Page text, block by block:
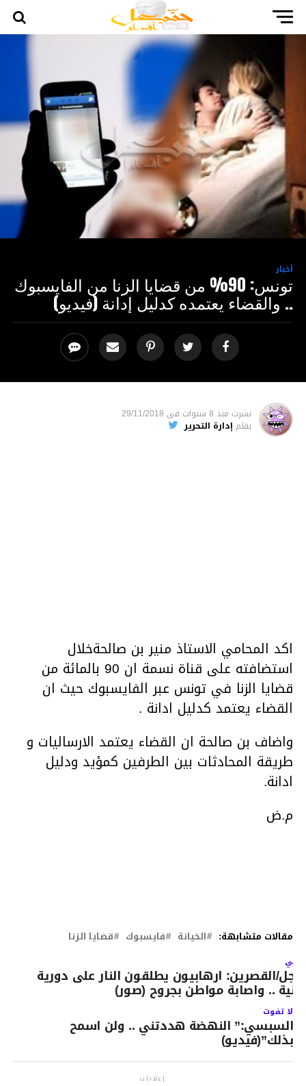
أخبار
تونس: 90% من قضايا الزنا من الفايسبوك
.. والقضاء يعتمده كدليل إدانة (فيديو)
نشرت منذ 8 سنوات فى 29/11/2018
بقلم إدارة التحرير
اكد المحامي الاستاذ منير بن صالحةخلال
استضافته على قناة نسمة ان 90 بالمائة من
قضايا الزنا في تونس عبر الفايسبوك حيث ان
القضاء يعتمد كدليل ادانة .
واضاف بن صالحة ان القضاء يعتمد الارساليات و
طريقة المحادثات بين الطرفين كمؤيد ودليل
ادانة.
م.ض
مقالات متشابهة: الخيانة فايسبوك قضايا الزنا
القصرين: ارهابيون يطلقون النار على دورية
.. واصابة مواطن بجروح (صور)
لا تفوت
السبسي:” النهضة هددتني .. ولن اسمح
بذلك”(فيديو)
إعلانات